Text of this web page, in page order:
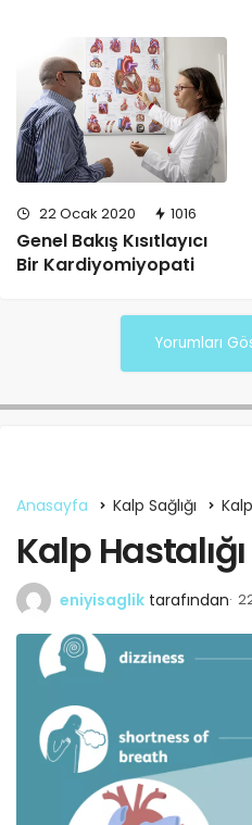
22 Ocak 2020 1016
Genel Bakış Kısıtlayıcı
Bir Kardiyomiyopati
Yorumları
Anasayfa Kalp Sağlığı
Kalp
eniyisaglik tarafından